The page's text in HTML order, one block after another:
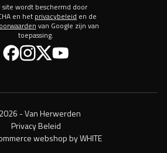
site wordt beschermd door
en het privacybeleid en de
van Google zijn van
toepassing.
FacebookInstagram
TwitterYouTube
- Van Herwerden
Privacy Beleid
webshop by WHITE